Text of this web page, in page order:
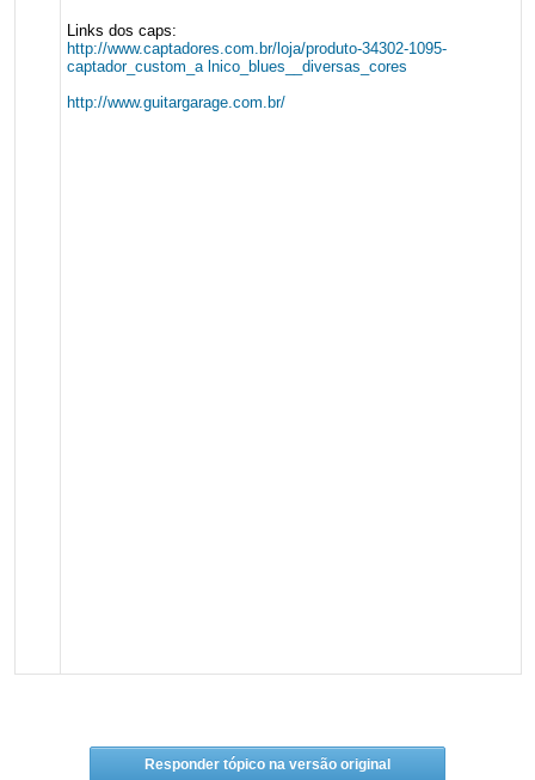
Links dos caps:
http://www.captadores.com.br/loja/produto-34302-1095-
captador_custom_a lnico_blues__diversas_cores
http://www.guitargarage.com.br/
Responder tópico na versão original